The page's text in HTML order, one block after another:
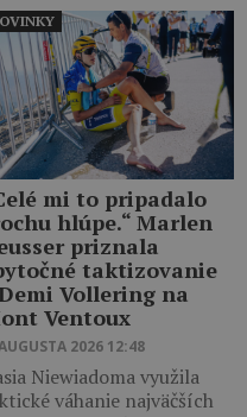
mi to pripadalo
hlúpe.“ Marlen
priznala
taktizovanie
Vollering na
Ventoux
2026 12:48
Niewiadoma využila
váhanie najväčších